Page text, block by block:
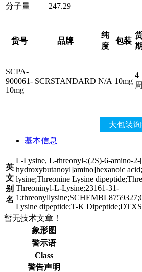
分子量 247.29
货号 品牌
纯
度
包装
期
SCPA-
900061-
10mg
SCRSTANDARD N/A 10mg
4
周
大包装
基本信息
英
文
别
名
L-Lysine, L-threonyl-;(2S)-6-amino-
hydroxybutanoyl]amino]hexanoic
lysine;Threonine Lysine
Threoninyl-L-Lysine;23161-31-
Lysine dipeptide;T-K
暂无技术文章！
象形图
警示语
Class
警告声明